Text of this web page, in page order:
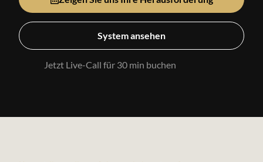
System ansehen
Jetzt Live-Call für 30 min buchen